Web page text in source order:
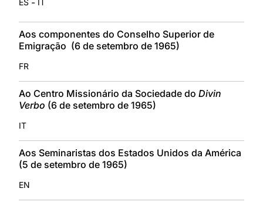
ES
Aos componentes do Conselho Superior de
Emigração (6 de setembro de 1965)
FR
Ao Centro Missionário da Sociedade do Divin
Verbo (6 de setembro de 1965)
IT
Aos Seminaristas dos Estados Unidos da América
(5 de setembro de 1965)
EN